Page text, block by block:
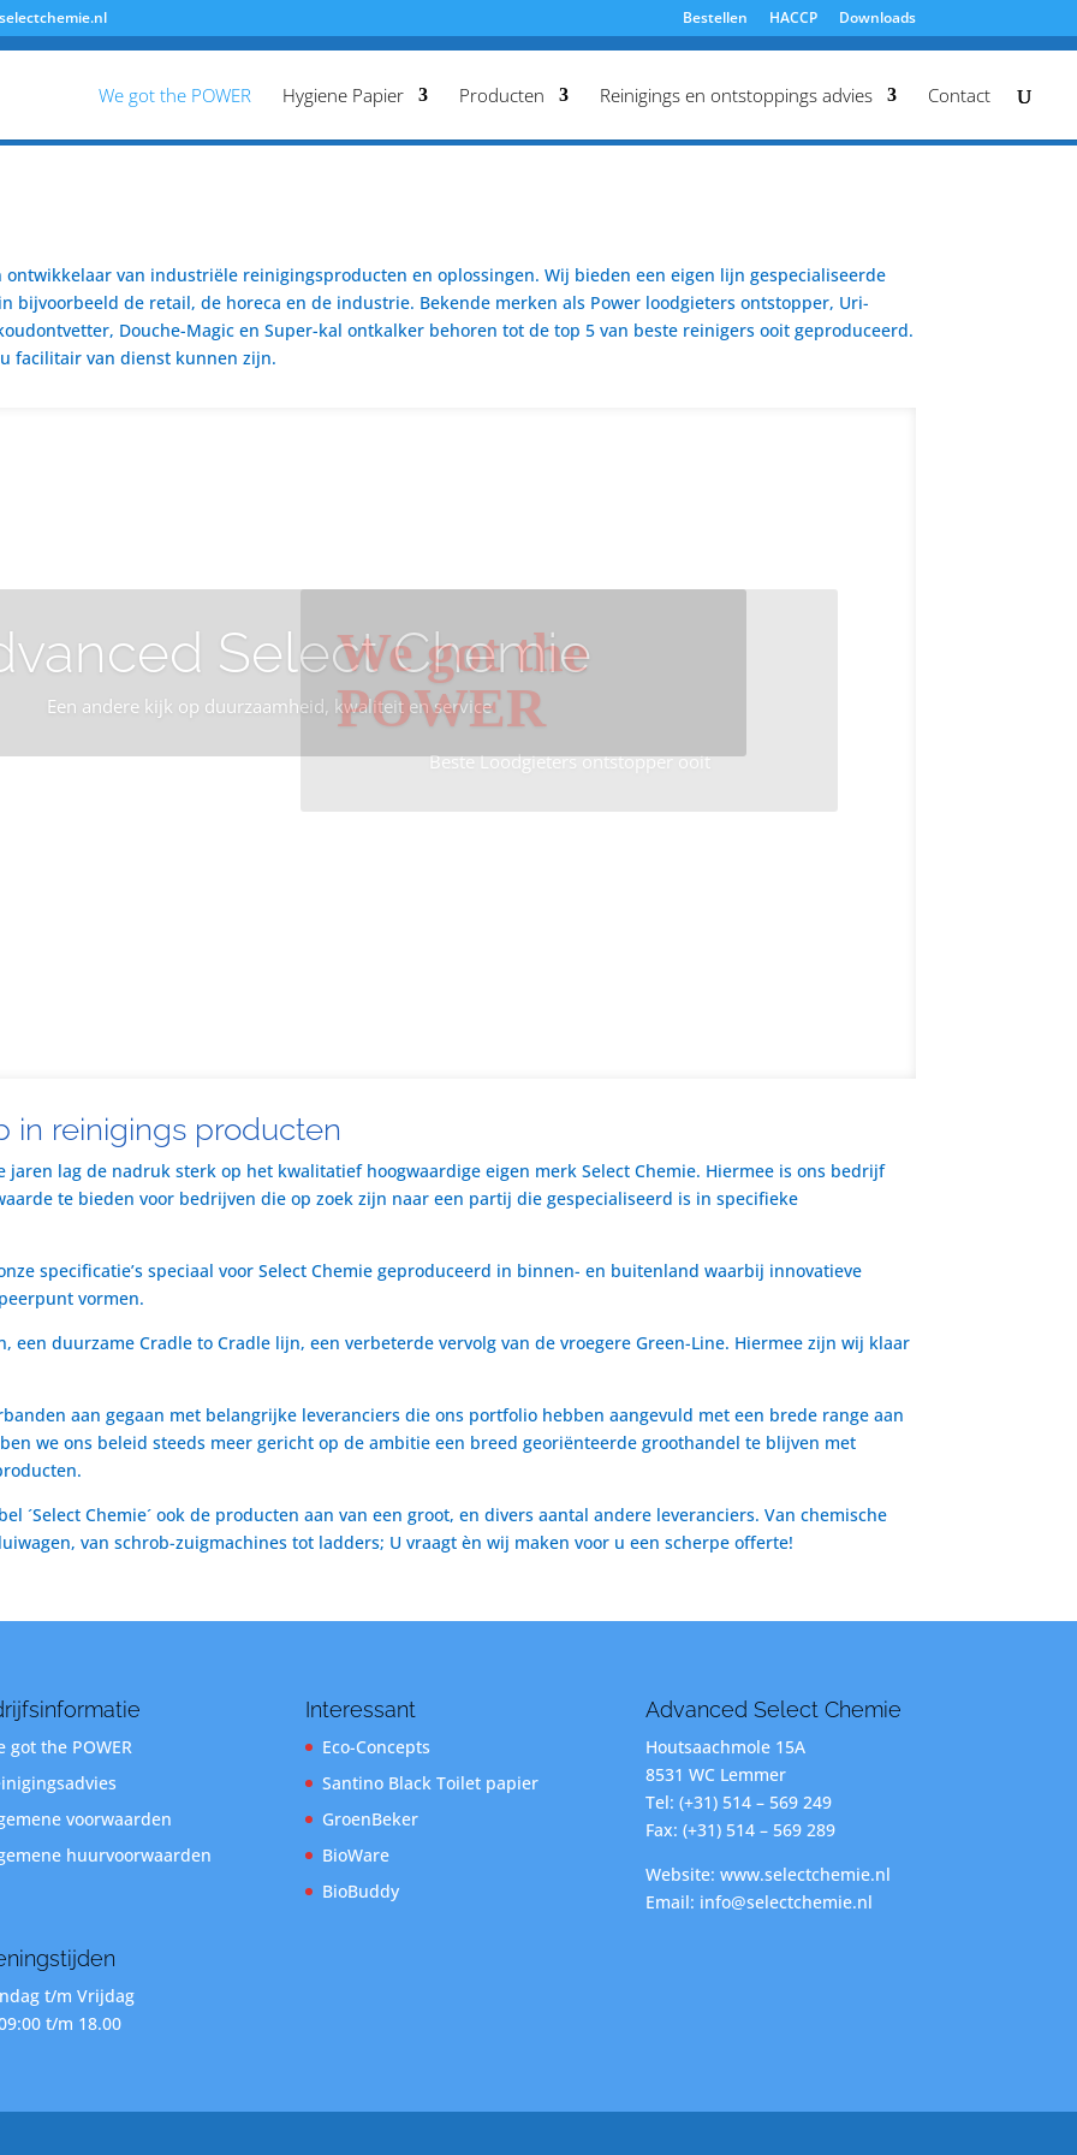
Bestellen HACCP Downloads
We got the POWER Hygiene Papier Producten Reinigings en ontstoppings advies Contact
ontwikkelaar van industriële reinigingsproducten en oplossingen. Wij bieden een eigen lijn gespecialiseerde
bijvoorbeeld de retail, de horeca en de industrie. Bekende merken als Power loodgieters ontstopper, Uri-
Douche-Magic en Super-kal ontkalker behoren tot de top 5 van beste reinigers ooit geproduceerd.
facilitair van dienst kunnen zijn.
Select Chemie
Een andere kijk op duurzaamheid, kwaliteit en service
We got the
POWER
Beste Loodgieters ontstopper ooit
in reinigings producten
jaren lag de nadruk sterk op het kwalitatief hoogwaardige eigen merk Select Chemie. Hiermee is ons bedrijf
te bieden voor bedrijven die op zoek zijn naar een partij die gespecialiseerd is in specifieke
specificatie’s speciaal voor Select Chemie geproduceerd in binnen- en buitenland waarbij innovatieve
vormen.
een duurzame Cradle to Cradle lijn, een verbeterde vervolg van de vroegere Green-Line. Hiermee zijn wij klaar
aan gegaan met belangrijke leveranciers die ons portfolio hebben aangevuld met een brede range aan
we ons beleid steeds meer gericht op de ambitie een breed georiënteerde groothandel te blijven met
´Select Chemie´ ook de producten aan van een groot, en divers aantal andere leveranciers. Van chemische
van schrob-zuigmachines tot ladders; U vraagt èn wij maken voor u een scherpe offerte!
got the POWER
voorwaarden
huurvoorwaarden
t/m Vrijdag
t/m 18.00
Interessant
Eco-Concepts
Santino Black Toilet papier
GroenBeker
BioWare
BioBuddy
Advanced Select Chemie
Houtsaachmole 15A
8531 WC Lemmer
Tel: (+31) 514 – 569 249
Fax: (+31) 514 – 569 289
Website: www.selectchemie.nl
Email: info@selectchemie.nl